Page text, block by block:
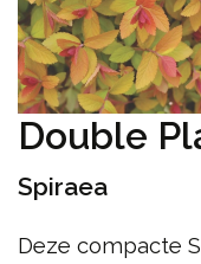
Double
Spiraea
Deze compacte